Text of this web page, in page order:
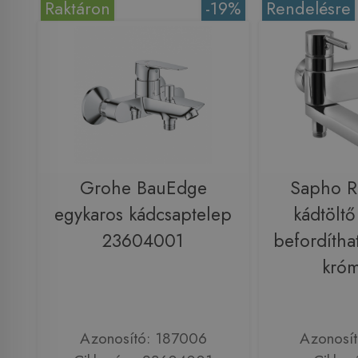
-19%
Raktáron
Grohe BauEdge
egykaros kádcsaptelep
23604001
Azonosító: 187006
Rendelésre
Sapho